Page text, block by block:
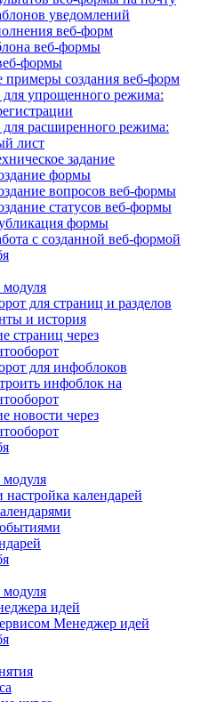
уведомлений
веб-форм
веб-формы
формы
примеры создания веб-форм
упрощенного режима:
расширенного режима:
лист
задание
формы
вопросов веб-формы
статусов веб-формы
формы
с созданной веб-формой
для страниц и разделов
и история
страниц через
для инфоблоков
инфоблок на
новости через
календарей
идей
Менеджер идей